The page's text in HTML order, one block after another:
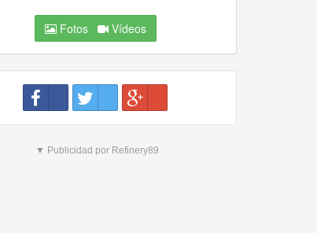
Fotos Vídeos
▼ Publicidad por Refinery89